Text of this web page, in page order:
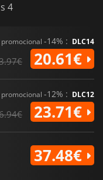
4
-14% : DLC14
20.61€
-12% : DLC12
23.71€
37.48€